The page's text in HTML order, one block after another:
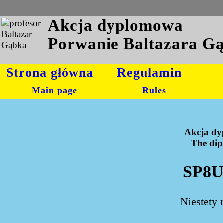
Akcja dyplomowa
Porwanie Baltazara
Strona główna
Main page
Regulamin
Rules
Akcja
The
Niestety